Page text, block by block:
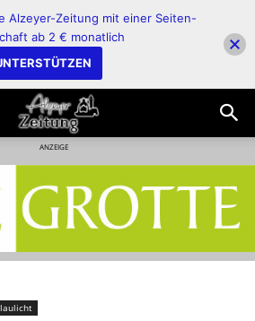
ANZEIGE
Alzeyer-Zeitung mit einer Seiten-
ab 2 € monatlich